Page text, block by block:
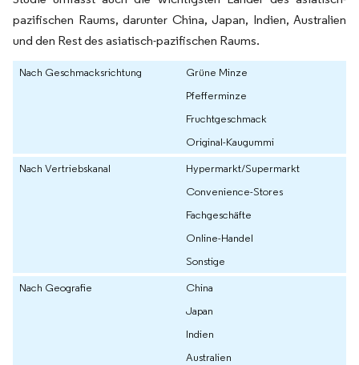
pazifischen Raums, darunter China, Japan, Indien, Australien
und den Rest des asiatisch-pazifischen Raums.
Nach Geschmacksrichtung
Grüne Minze
Pfefferminze
Fruchtgeschmack
Original-Kaugummi
Nach Vertriebskanal
Hypermarkt/Supermarkt
Convenience-Stores
Fachgeschäfte
Online-Handel
Sonstige
Nach Geografie
China
Japan
Indien
Australien